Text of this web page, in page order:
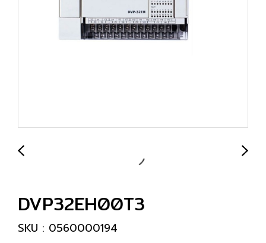
DVP32EH00T3
SKU : 0560000194